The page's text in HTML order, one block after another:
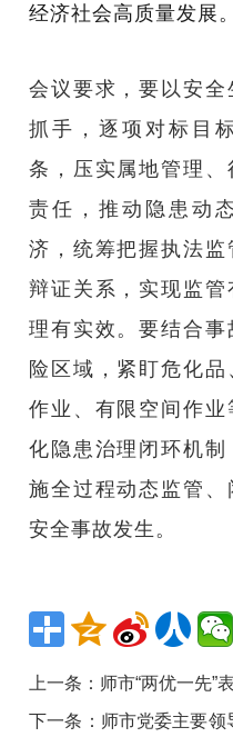
经济社会高质量发展。
会议要求，要以安
抓手，逐项对标目
条，压实属地管理
责任，推动隐患动
济，统筹把握执法
辩证关系，实现监
理有实效。要结合
险区域，紧盯危化
作业、有限空间作
化隐患治理闭环机
施全过程动态监管、
安全事故发生。
上一条： 师市“两优一先”
下一条： 师市党委主要领